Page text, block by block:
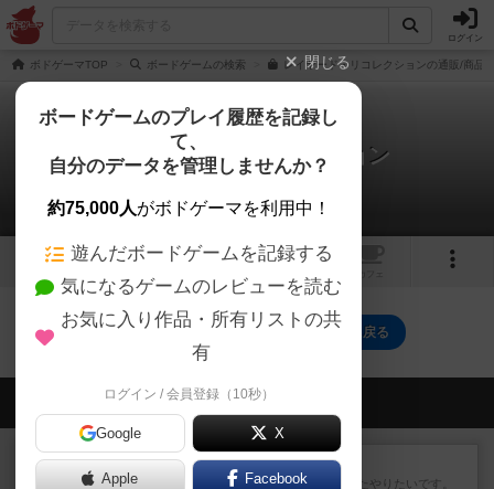
ログイン
ボドゲーマTOP ボードゲームの検索 レイヤード・リコレクションの通販/商品
レイヤード・リコレクション
0件の戦略やコツ
1
レイヤード・リコレクションのトップに戻る
会員の新しい投稿
レビュー ゴットファイブ！
運要素があり楽しめました。またやりたいです。
閉じる
ボードゲームのプレイ履歴を記録し
て、
自分のデータを管理しませんか？
約75,000人がボドゲーマを利用中！
遊んだボードゲームを記録する
気になるゲームのレビューを読む
お気に入り作品・所有リストの共
有
ログイン / 会員登録（10秒）
Google X
Apple Facebook